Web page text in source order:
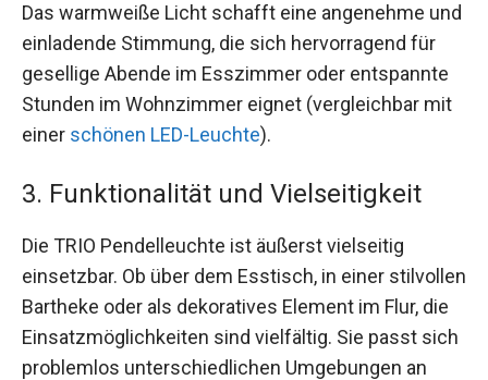
Das warmweiße Licht schafft eine angenehme und
einladende Stimmung, die sich hervorragend für
gesellige Abende im Esszimmer oder entspannte
Stunden im Wohnzimmer eignet (vergleichbar mit
einer schönen LED-Leuchte).
3. Funktionalität und Vielseitigkeit
Die TRIO Pendelleuchte ist äußerst vielseitig
einsetzbar. Ob über dem Esstisch, in einer stilvollen
Bartheke oder als dekoratives Element im Flur, die
Einsatzmöglichkeiten sind vielfältig. Sie passt sich
problemlos unterschiedlichen Umgebungen an